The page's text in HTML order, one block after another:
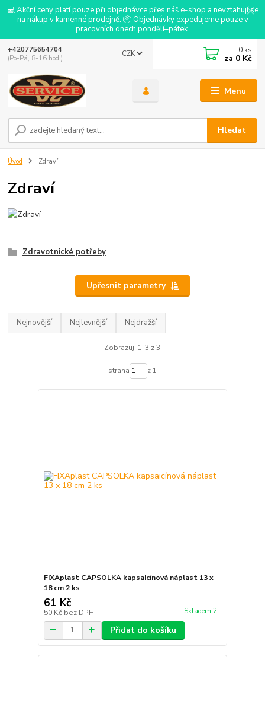
💻 Akční ceny platí pouze při objednávce přes náš e-shop a nevztahují se
na nákup v kamenné prodejně. 📦 Objednávky expedujeme pouze v
pracovních dnech pondělí–pátek.
Menu
CZK
Hledat
+420775654704
(Po-Pá, 8-16 hod.)
0 ks
za 0 Kč
Úvod Zdraví
Zdraví
Zdravotnické potřeby
Upřesnit parametry
Nejnovější Nejlevnější Nejdražší
Zobrazuji 1-3 z 3
strana z 1
FIXAplast CAPSOLKA kapsaicínová náplast 13 x
18 cm 2 ks
61 Kč
50 Kč bez DPH Skladem 2
Přidat do košíku